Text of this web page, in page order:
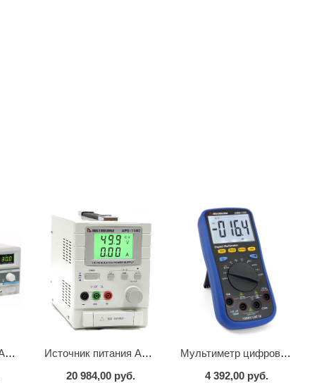
Источник питания APS-2236
Источник питания APS-1503
20 984,00 руб.
Мультиметр цифровой АММ-1203
4 392,00 руб.